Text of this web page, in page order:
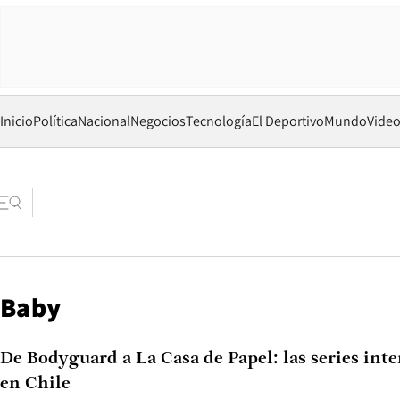
InicioPolíticaNacionalNegociosTecnologíaEl DeportivoMundo
Baby
De Bodyguard a La Casa de Papel: las series
en Chile